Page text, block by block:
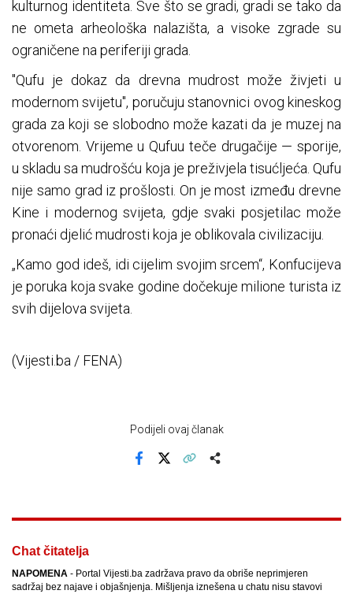
kulturnog identiteta. Sve što se gradi, gradi se tako da
ne ometa arheološka nalazišta, a visoke zgrade su
ograničene na periferiji grada.
"Qufu je dokaz da drevna mudrost može živjeti u
modernom svijetu", poručuju stanovnici ovog kineskog
grada za koji se slobodno može kazati da je muzej na
otvorenom. Vrijeme u Qufuu teče drugačije — sporije,
u skladu sa mudrošću koja je preživjela tisućljeća. Qufu
nije samo grad iz prošlosti. On je most između drevne
Kine i modernog svijeta, gdje svaki posjetilac može
pronaći djelić mudrosti koja je oblikovala civilizaciju.
„Kamo god ideš, idi cijelim svojim srcem“, Konfucijeva
je poruka koja svake godine dočekuje milione turista iz
svih dijelova svijeta.
(Vijesti.ba / FENA)
Podijeli ovaj članak
Facebook
Chat čitatelja
NAPOMENA - Portal Vijesti.ba zadržava pravo da obriše neprimjeren
sadržaj bez najave i objašnjenja. Mišljenja iznešena u chatu nisu stavovi